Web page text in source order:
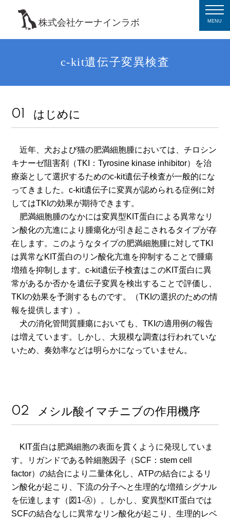
MENU
c-kit遺伝子変異検査
はじめに
近年、犬および猫の肥満細胞腫においては、チロシン
キナーゼ阻害剤（TKI：Tyrosine kinase inhibitor）を治
療薬として選択するためのc-kit遺伝子検査が一般的にな
ってきました。c-kit遺伝子に変異が認められる症例に対
してはTKIの効果が期待できます。
肥満細胞腫のなかには変異型KIT蛋白による異常なリ
ン酸化の亢進により腫瘍化が引き起こされるタイプが存
在します。このようなタイプの肥満細胞腫に対してTKI
は異常なKIT蛋白のリン酸化亢進を抑制することで腫瘍
増殖を抑制します。c-kit遺伝子検査はこのKIT蛋白に異
常があるか否かを遺伝子変異を検出することで評価し、
TKIの効果を予測するものです。（TKIの選択のための情
報を提供します）。
犬の消化管間質腫瘍においても、TKIの適用例の報告
は増えています。しかし、大規模な調査は行われていな
いため、奏効率などは明らかになっていません。
メシル酸イマチニブの作用機序
KIT蛋白は肥満細胞の表面を貫くように発現していま
す。リガンドである幹細胞因子（SCF：stem cell
factor）の結合により二量体化し、ATPの結合によるリ
ン酸化が起こり、下流の分子へと生理的な増殖シグナル
を伝達します（図1-Ⓐ）。しかし、変異型KIT蛋白では
SCFの結合なしに異常なリン酸化が起こり、生理的レベ